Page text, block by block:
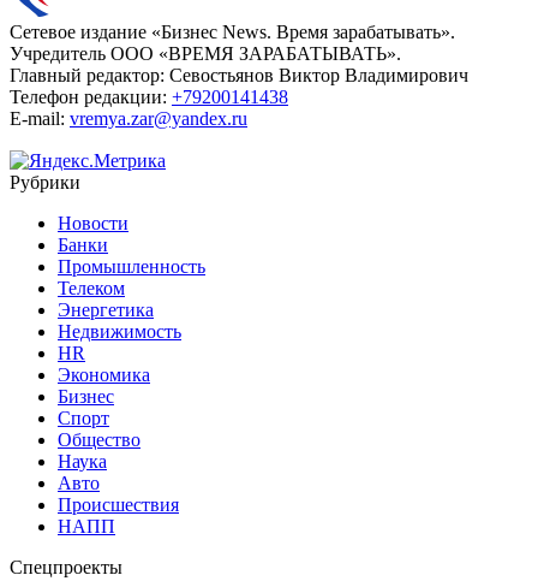
Сетевое издание «Бизнес News. Время зарабатывать».
Учредитель ООО «ВРЕМЯ ЗАРАБАТЫВАТЬ».
Главный редактор: Севостьянов Виктор Владимирович
Телефон редакции: +79200141438
E-mail: vremya.zar@yandex.ru
Рубрики
Новости
Банки
Промышленность
Телеком
Энергетика
Недвижимость
HR
Экономика
Бизнес
Спорт
Общество
Наука
Авто
Происшествия
НАПП
Спецпроекты